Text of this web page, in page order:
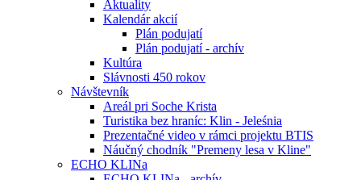
Aktuality
Kalendár akcií
Plán podujatí
Plán podujatí - archív
Kultúra
Slávnosti 450 rokov
Návštevník
Areál pri Soche Krista
Turistika bez hraníc: Klin - Jeleśnia
Prezentačné video v rámci projektu BTIS
Náučný chodník "Premeny lesa v Kline"
ECHO KLINa